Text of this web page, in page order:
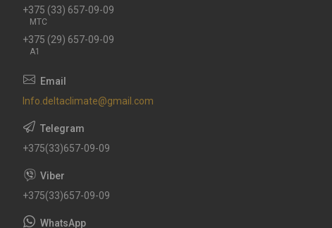
+375 (33) 657-09-09
МТС
+375 (29) 657-09-09
А1
Info.deltaclimate@gmail.com
+375(33)657-09-09
+375(33)657-09-09